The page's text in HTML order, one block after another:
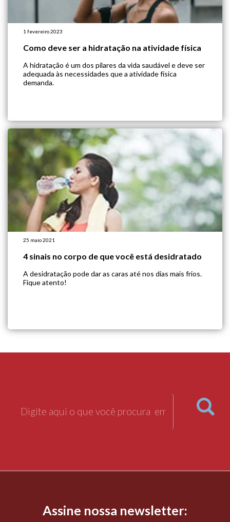
1 fevereiro 2023
Como deve ser a hidratação na atividade física
A hidratação é um dos pilares da vida saudável e deve ser
adequada às necessidades que a atividade física
demanda.
25 maio 2021
4 sinais no corpo de que você está desidratado
A desidratação pode dar as caras até nos dias mais frios.
Fique atento!
Assine nossa newsletter: